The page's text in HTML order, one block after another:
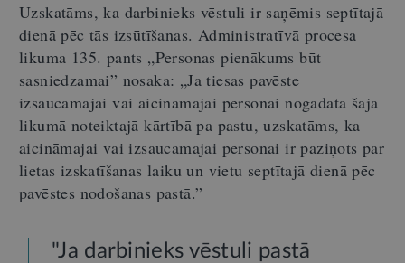
Uzskatāms, ka darbinieks vēstuli ir saņēmis septītajā
dienā pēc tās izsūtīšanas. Administratīvā procesa
likuma 135. pants „Personas pienākums būt
sasniedzamai” nosaka: „Ja tiesas pavēste
izsaucamajai vai aicināmajai personai nogādāta šajā
likumā noteiktajā kārtībā pa pastu, uzskatāms, ka
aicināmajai vai izsaucamajai personai ir paziņots par
lietas izskatīšanas laiku un vietu septītajā dienā pēc
pavēstes nodošanas pastā.”
"Ja darbinieks vēstuli pastā